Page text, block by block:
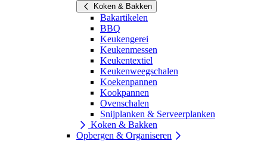
Koken & Bakken
Bakartikelen
BBQ
Keukengerei
Keukenmessen
Keukentextiel
Keukenweegschalen
Koekenpannen
Kookpannen
Ovenschalen
Snijplanken & Serveerplanken
Koken & Bakken
Opbergen & Organiseren